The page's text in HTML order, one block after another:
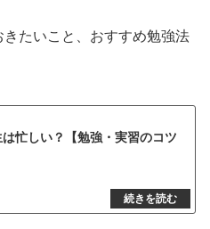
たいこと、おすすめ勉強法
忙しい？【勉強・実習のコツ